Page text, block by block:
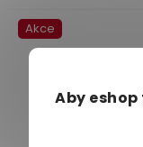
Aby eshop
z
5
hvězdiček.
Akce